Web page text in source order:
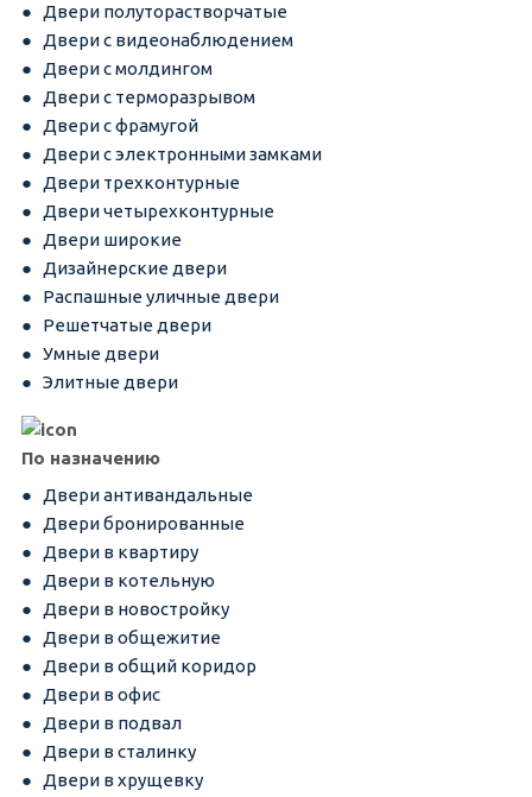
Двери полуторастворчатые
Двери с видеонаблюдением
Двери с молдингом
Двери с терморазрывом
Двери с фрамугой
Двери с электронными замками
Двери трехконтурные
Двери четырехконтурные
Двери широкие
Дизайнерские двери
Распашные уличные двери
Решетчатые двери
Умные двери
Элитные двери
По назначению
Двери антивандальные
Двери бронированные
Двери в квартиру
Двери в котельную
Двери в новостройку
Двери в общежитие
Двери в общий коридор
Двери в офис
Двери в подвал
Двери в сталинку
Двери в хрущевку